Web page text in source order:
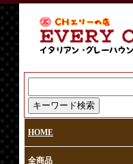
HOME
全商品